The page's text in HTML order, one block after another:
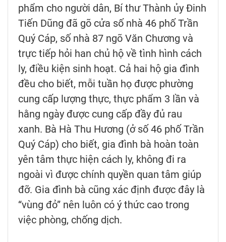
phẩm cho người dân, Bí thư Thành ủy Đinh
Tiến Dũng đã gõ cửa số nhà 46 phố Trần
Quý Cáp, số nhà 87 ngõ Văn Chương và
trực tiếp hỏi han chủ hộ về tình hình cách
ly, điều kiện sinh hoạt. Cả hai hộ gia đình
đều cho biết, mỗi tuần họ được phường
cung cấp lượng thực, thực phẩm 3 lần và
hằng ngày được cung cấp đầy đủ rau
xanh. Bà Hà Thu Hương (ở số 46 phố Trần
Quý Cáp) cho biết, gia đình bà hoàn toàn
yên tâm thực hiện cách ly, không đi ra
ngoài vì được chính quyền quan tâm giúp
đỡ. Gia đình bà cũng xác định được đây là
“vùng đỏ” nên luôn có ý thức cao trong
việc phòng, chống dịch.